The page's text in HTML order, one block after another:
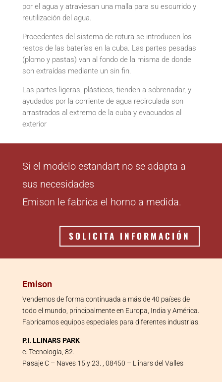
por el agua y atraviesan una malla para su escurrido y
reutilización del agua.
Procedentes del sistema de rotura se introducen los
restos de las baterías en la cuba. Las partes pesadas
(plomo y pastas) van al fondo de la misma de donde
son extraídas mediante un sin fin.
Las partes ligeras, plásticos, tienden a sobrenadar, y
ayudados por la corriente de agua recirculada son
arrastrados al extremo de la cuba y evacuados al
exterior
Si el modelo estandart no se adapta a
sus necesidades
Emison le fabrica el horno a medida.
SOLICITA INFORMACIÓN
Emison
Vendemos de forma continuada a más de 40 países de
todo el mundo, principalmente en Europa, India y América.
Fabricamos equipos especiales para diferentes industrias.
P.I. LLINARS PARK
c. Tecnología, 82.
Pasaje C – Naves 15 y 23. , 08450 – Llinars del Valles